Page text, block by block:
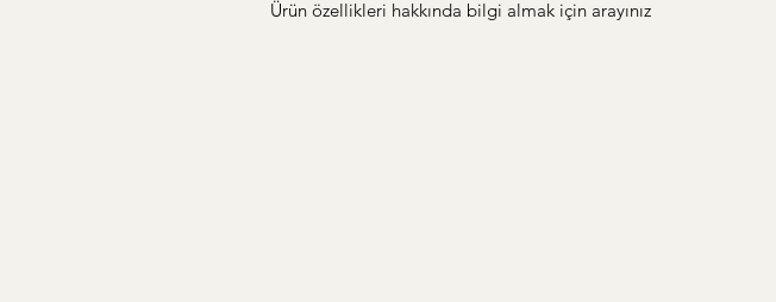
Ürün özellikleri hakkında bilgi almak için arayınız